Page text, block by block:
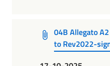
04B Allegato
to Rev2022-